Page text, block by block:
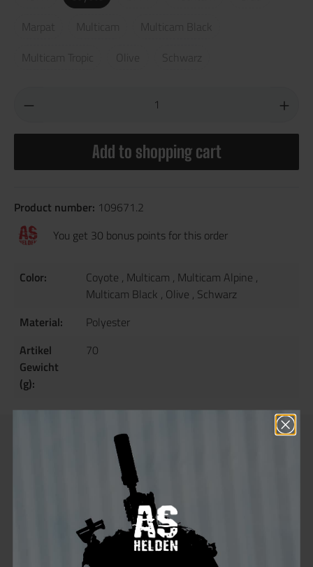
Marpat
Multicam
Multicam Black
Multicam Tropic
Olive Schwarz
Add to shopping cart
Product number: 109671.2
You get 30 bonus points for this order
Color: Coyote , Multicam , Multicam Alpine ,
Multicam Black , Olive , Schwarz
Material:
Polyester
Artikel
Gewicht
(g):
70
Product information "Cygnus Armory
Fullface Warrior"